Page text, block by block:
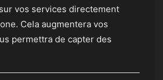
sur vos services directement
Cela augmentera vos
permettra de capter des